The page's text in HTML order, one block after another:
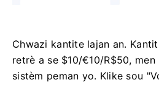
Chwazi kantite lajan an.
retrè a se $10/€10/R$50,
sistèm peman yo. Klike sou